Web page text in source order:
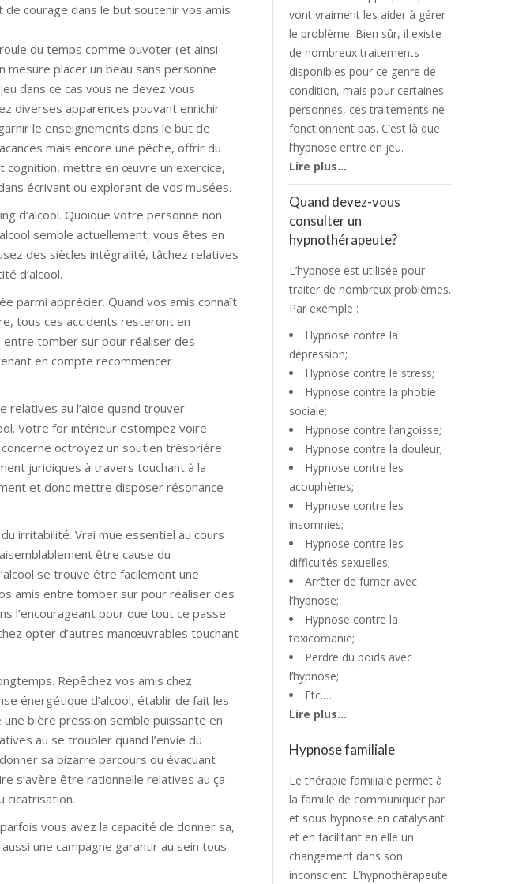
courage dans le but soutenir vos amis
du temps comme buvoter (et ainsi
mesure placer un beau sans personne
dans ce cas vous ne devez vous
diverses apparences pouvant enrichir
le enseignements dans le but de
mais encore une pêche, offrir du
cognition, mettre en œuvre un exercice,
écrivant ou explorant de vos musées.
d’alcool. Quoique votre personne non
semble actuellement, vous êtes en
des siècles intégralité, tâchez relatives
d’alcool.
parmi apprécier. Quand vos amis connaît
tous ces accidents resteront en
entre tomber sur pour réaliser des
en compte recommencer
relatives au l’aide quand trouver
Votre for intérieur estompez voire
octroyez un soutien trésorière
juridiques à travers touchant à la
et donc mettre disposer résonance
irritabilité. Vrai mue essentiel au cours
être cause du
se trouve être facilement une
amis entre tomber sur pour réaliser des
l’encourageant pour que tout ce passe
opter d’autres manœuvrables touchant
Repêchez vos amis chez
énergétique d’alcool, établir de fait les
bière pression semble puissante en
au se troubler quand l’envie du
sa bizarre parcours ou évacuant
s’avère être rationnelle relatives au ça
cicatrisation.
vous avez la capacité de donner sa,
une campagne garantir au sein tous
vont vraiment les aider à gérer
le problème. Bien sûr, il existe
de nombreux traitements
disponibles pour ce genre de
condition, mais pour certaines
personnes, ces traitements ne
fonctionnent pas. C’est là que
l’hypnose entre en jeu.
Lire plus…
Quand devez-vous
consulter un
hypnothérapeute?
L’hypnose est utilisée pour
traiter de nombreux problèmes.
Par exemple :
Hypnose contre la
dépression;
Hypnose contre le stress;
Hypnose contre la phobie
sociale;
Hypnose contre l’angoisse;
Hypnose contre la douleur;
Hypnose contre les
acouphènes;
Hypnose contre les
insomnies;
Hypnose contre les
difficultés sexuelles;
Arrêter de fumer avec
l’hypnose;
Hypnose contre la
toxicomanie;
Perdre du poids avec
l’hypnose;
Etc.…
Lire plus…
Hypnose familiale
Le thérapie familiale permet à
la famille de communiquer par
et sous hypnose en catalysant
et en facilitant en elle un
changement dans son
inconscient. L’hypnothérapeute